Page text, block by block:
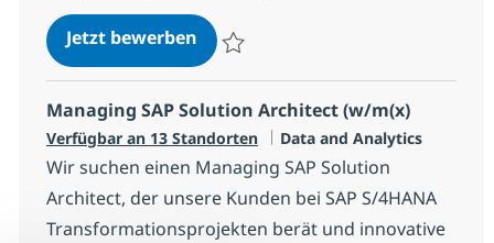
Jetzt bewerbenSAP Finance Transformation
Managing SAP Solution Architect (w/m(x)
Verfügbar an 13 Standorten Kategorie
Data and Analytics
Wir suchen einen Managing SAP Solution
Architect, der unsere Kunden bei SAP S/4HANA
Transformationsprojekten berät und innovative